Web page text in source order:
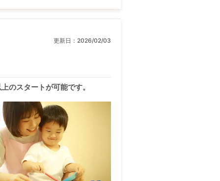
更新日： 2026/02/03
のスタートが可能です。